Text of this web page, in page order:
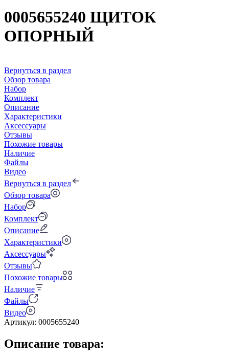
0005655240 ЩИТОК
ОПОРНЫЙ
Вернуться в раздел
Обзор товара
Набор
Комплект
Описание
Характеристики
Аксессуары
Отзывы
Похожие товары
Наличие
Файлы
Видео
Вернуться в раздел
Обзор товара
Набор
Комплект
Описание
Характеристики
Аксессуары
Отзывы
Похожие товары
Наличие
Файлы
Видео
Артикул: 0005655240
Описание товара: